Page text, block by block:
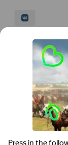
© 2026
мягкой мебели
Получение и
соответствии с
"О персональных
Политикой
Все права
разрешения
является
ООО "Мебель-